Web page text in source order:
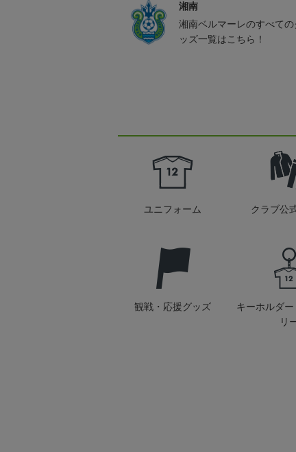
湘南
湘南ベルマーレのすべて
ッズ一覧はこちら！
ユニフォーム クラブ公
観戦・応援グッズ
キーホルダ
リ